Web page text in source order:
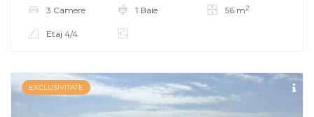
3 Camere 1 Baie 56 m2
Etaj 4/4
EXCLUSIVITATE